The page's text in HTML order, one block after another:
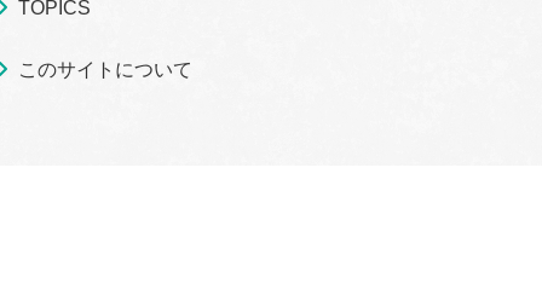
TOPICS
このサイトについて